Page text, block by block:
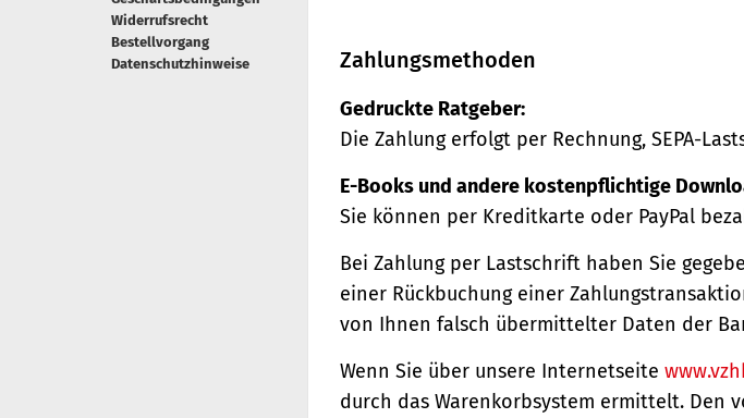
Widerrufsrecht
Bestellvorgang
Datenschutzhinweise
Zahlungsmethoden
Gedruckte Ratgeber:
Die Zahlung erfolgt per Rechnung, SEPA-
E-Books und andere kostenpflichtige
Sie können per Kreditkarte oder PayPal
Bei Zahlung per Lastschrift haben Sie
einer Rückbuchung einer
von Ihnen falsch übermittelter Daten der
Wenn Sie über unsere Internetseite
durch das Warenkorbsystem ermittelt. Den